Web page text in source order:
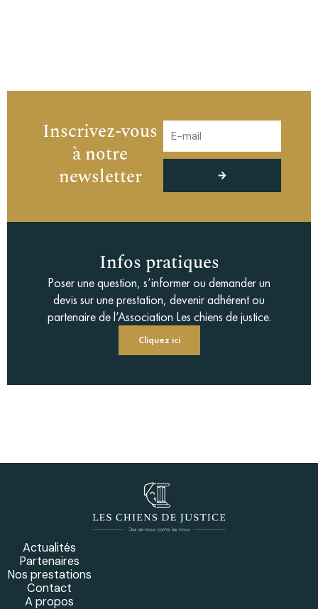
Inscrivez-vous
à notre
newsletter
Envoyer
Infos pratiques
Poser une question, s’informer ou demander un
devis sur une prestation, devenir adhérent ou
partenaire de l’Association Les chiens de justice.
Cliquez ici
Actualités
Partenaires
Nos prestations
Contact
A propos